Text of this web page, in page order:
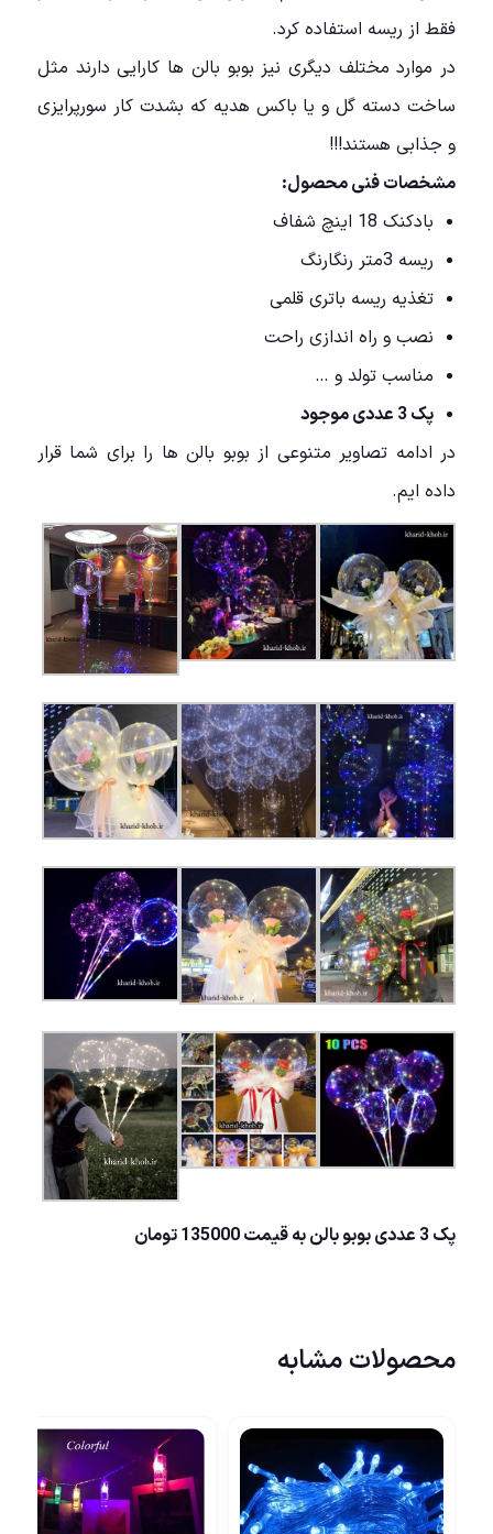
فقط از ریسه استفاده کرد.
در موارد مختلف دیگری نیز بوبو بالن ها کارایی دارند مثل
ساخت دسته گل و یا باکس هدیه که بشدت کار سورپرایزی
و جذابی هستند!!!
مشخصات فنی محصول:
بادکنک 18 اینچ شفاف
ریسه 3متر رنگارنگ
تغذیه ریسه باتری قلمی
نصب و راه اندازی راحت
مناسب تولد و …
پک 3 عددی موجود
در ادامه تصاویر متنوعی از بوبو بالن ها را برای شما قرار
داده ایم.
پک 3 عددی بوبو بالن به قیمت 135000 تومان
محصولات مشابه